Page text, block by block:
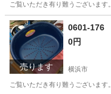
ご覧いただき有り難うございま
神奈川 横浜市
売ります
0601-176
0円
横浜市
ご覧いただき有り難うございま